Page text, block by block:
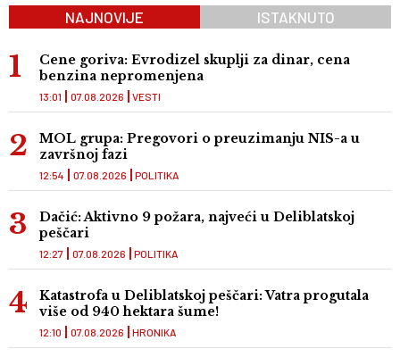
NAJNOVIJE ISTAKNUTO
Cene goriva: Evrodizel skuplji za dinar, cena
benzina nepromenjena
VESTI
13:01 07.08.2026
MOL grupa: Pregovori o preuzimanju NIS-a u
završnoj fazi
POLITIKA
12:54 07.08.2026
Dačić: Aktivno 9 požara, najveći u Deliblatskoj
peščari
POLITIKA
12:27 07.08.2026
Katastrofa u Deliblatskoj peščari: Vatra progutala
više od 940 hektara šume!
HRONIKA
12:10 07.08.2026